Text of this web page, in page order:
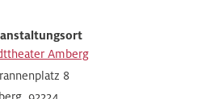
Amberg
8